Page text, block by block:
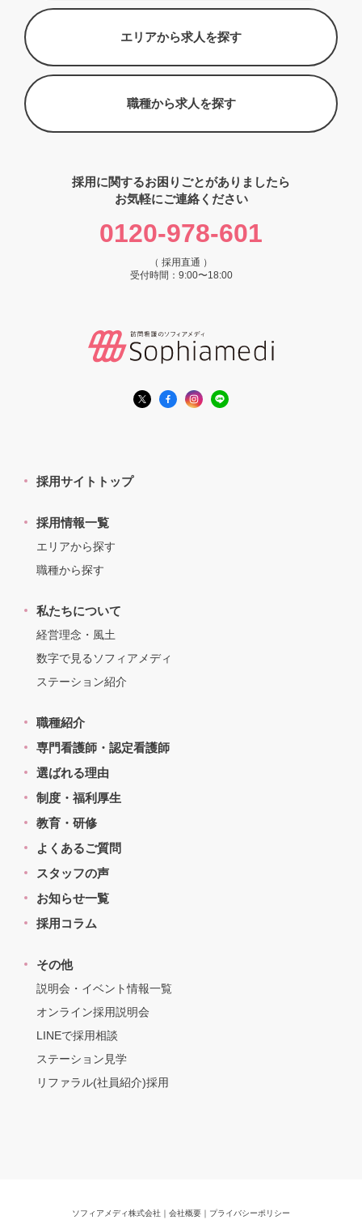
エリアから求人を探す
職種から求人を探す
採用に関するお困りごとがありましたら
お気軽にご連絡ください
0120-978-601
（ 採用直通 ）
受付時間：9:00〜18:00
採用サイトトップ
採用情報一覧
エリアから探す
職種から探す
私たちについて
経営理念・風土
数字で見るソフィアメディ
ステーション紹介
職種紹介
専門看護師・認定看護師
選ばれる理由
制度・福利厚生
教育・研修
よくあるご質問
スタッフの声
お知らせ一覧
採用コラム
その他
説明会・イベント情報一覧
オンライン採用説明会
LINEで採用相談
ステーション見学
リファラル(社員紹介)採用
ソフィアメディ株式会社 ｜ 会社概要 ｜ プライバシーポリシー